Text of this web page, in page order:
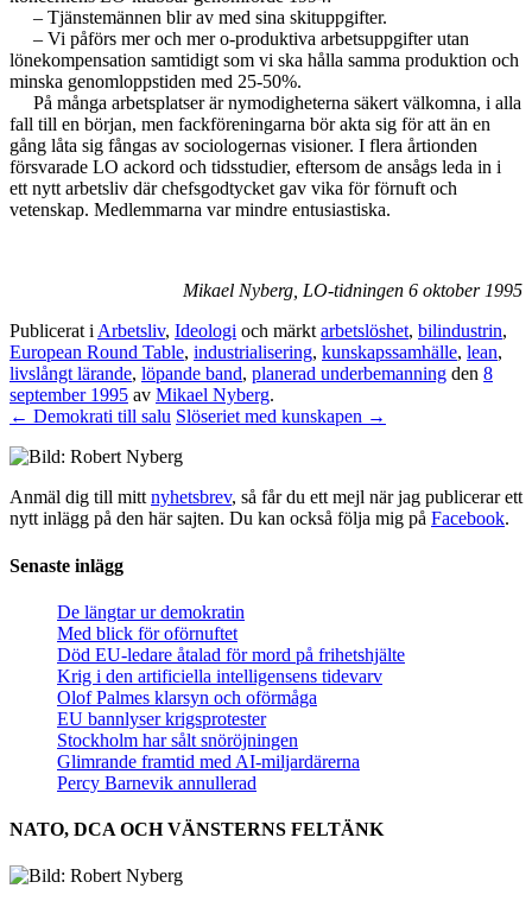
– Tjänstemännen blir av med sina skituppgifter.
– Vi påförs mer och mer o-produktiva arbetsuppgifter utan
lönekompensation samtidigt som vi ska hålla samma produktion och
minska genomloppstiden med 25-50%.
På många arbetsplatser är nymodigheterna säkert välkomna, i alla
fall till en början, men fackföreningarna bör akta sig för att än en
gång låta sig fångas av sociologernas visioner. I flera årtionden
försvarade LO ackord och tidsstudier, eftersom de ansågs leda in i
ett nytt arbetsliv där chefsgodtycket gav vika för förnuft och
vetenskap. Medlemmarna var mindre entusiastiska.
Mikael Nyberg, LO-tidningen 6 oktober 1995
Publicerat i Arbetsliv, Ideologi och märkt arbetslöshet, bilindustrin,
European Round Table, industrialisering, kunskapssamhälle, lean,
livslångt lärande, löpande band, planerad underbemanning den 8
september 1995 av Mikael Nyberg.
← Demokrati till salu Slöseriet med kunskapen →
Anmäl dig till mitt nyhetsbrev, så får du ett mejl när jag publicerar ett
nytt inlägg på den här sajten. Du kan också följa mig på Facebook.
Senaste inlägg
De längtar ur demokratin
Med blick för oförnuftet
Död EU-ledare åtalad för mord på frihetshjälte
Krig i den artificiella intelligensens tidevarv
Olof Palmes klarsyn och oförmåga
EU bannlyser krigsprotester
Stockholm har sålt snöröjningen
Glimrande framtid med AI-miljardärerna
Percy Barnevik annullerad
NATO, DCA OCH VÄNSTERNS FELTÄNK